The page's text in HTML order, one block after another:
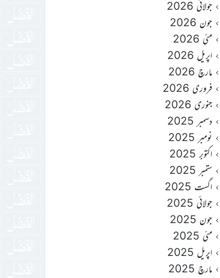
جولائی 2026
جون 2026
مئی 2026
اپریل 2026
مارچ 2026
فروری 2026
جنوری 2026
دسمبر 2025
نومبر 2025
اکتوبر 2025
ستمبر 2025
اگست 2025
جولائی 2025
جون 2025
مئی 2025
اپریل 2025
مارچ 2025